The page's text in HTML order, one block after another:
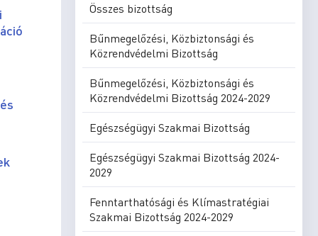
Összes bizottság
Bűnmegelőzési, Közbiztonsági és
Közrendvédelmi Bizottság
Bűnmegelőzési, Közbiztonsági és
Közrendvédelmi Bizottság 2024-2029
Egészségügyi Szakmai Bizottság
Egészségügyi Szakmai Bizottság 2024-
2029
Fenntarthatósági és Klímastratégiai
Szakmai Bizottság 2024-2029